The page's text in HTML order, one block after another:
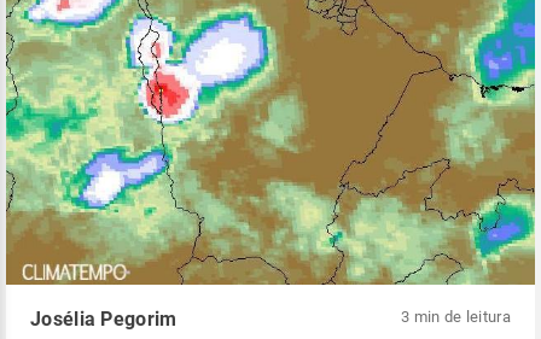
Josélia Pegorim 3 min de leitura